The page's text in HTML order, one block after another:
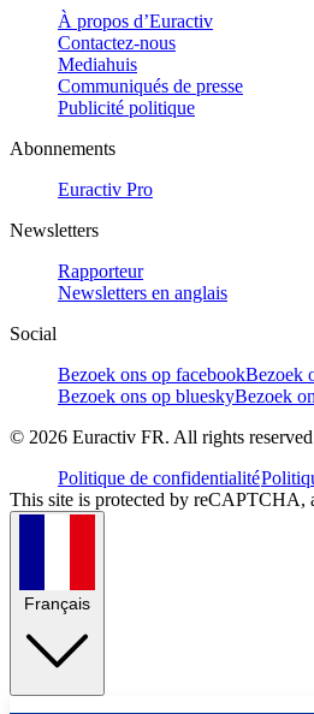
À propos d’Euractiv
Contactez-nous
Mediahuis
Communiqués de presse
Publicité politique
Abonnements
Euractiv Pro
Newsletters
Rapporteur
Newsletters en anglais
Social
Bezoek ons op facebookBezoek
Bezoek ons op blueskyBezoek
© 2026 Euractiv FR. All rights
Politique de confidentialité
This site is protected by reCAPTCHA,
Français